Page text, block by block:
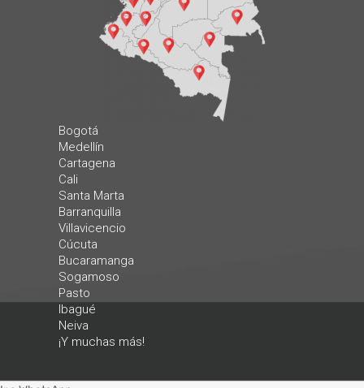
Bogotá
Medellín
Cartagena
Cali
Santa Marta
Barranquilla
Villavicencio
Cúcuta
Bucaramanga
Sogamoso
Pasto
Ibagué
Neiva
¡Y muchas más!